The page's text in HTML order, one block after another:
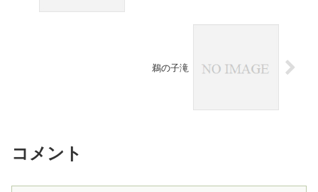
鵜の子滝
コメント